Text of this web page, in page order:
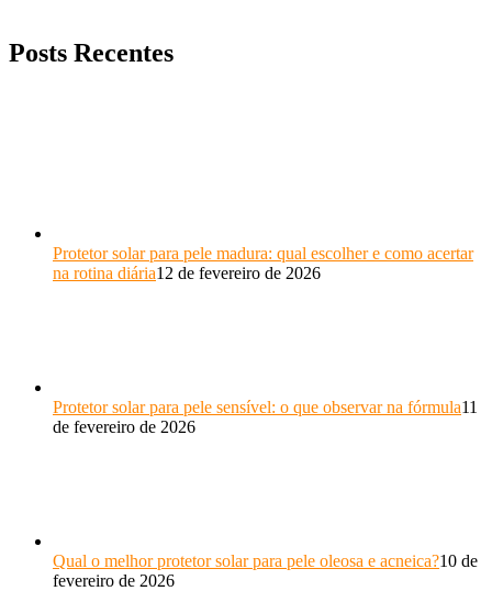
Posts Recentes
Protetor solar para pele madura: qual escolher e como acertar
na rotina diária12 de fevereiro de 2026
Protetor solar para pele sensível: o que observar na fórmula11
de fevereiro de 2026
Qual o melhor protetor solar para pele oleosa e acneica?10 de
fevereiro de 2026